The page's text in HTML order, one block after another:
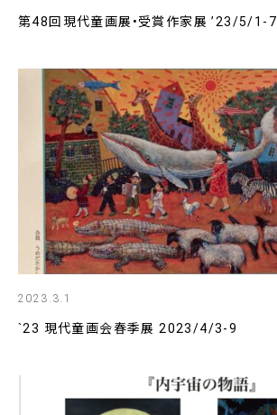
第48回現代童画展•受賞作家展 ’23/5/1-7
2023.3.1
`23 現代童画会春季展 2023/4/3-9